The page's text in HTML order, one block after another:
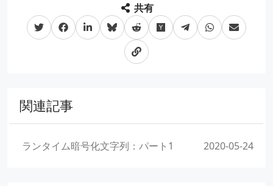
共有
関連記事
ランタイム暗号化文字列：パート1 2020-05-24